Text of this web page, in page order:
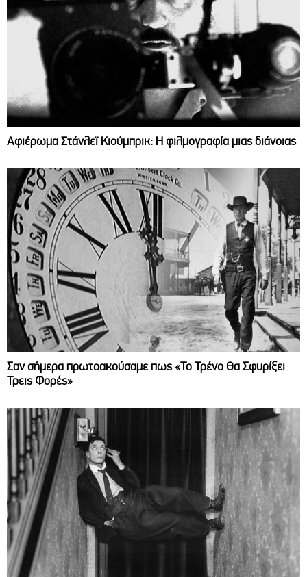
Αφιέρωμα Στάνλεϊ Κιούμπρικ: Η φιλμογραφία μιας διάνοιας
Σαν σήμερα πρωτοακούσαμε πως «Το Τρένο Θα Σφυρίξει
Τρεις Φορές»